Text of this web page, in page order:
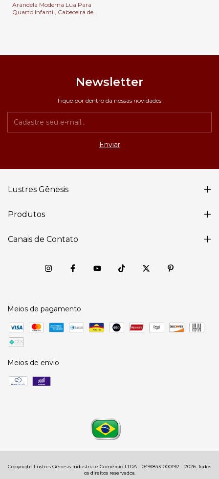
Arandela Moderna Lua Para
Quarto Infantil, Cabeceira de
Newsletter
Fique por dentro da nossas novidades
Lustres Gênesis
Produtos
Canais de Contato
Meios de pagamento
Meios de envio
Copyright Lustres Gênesis Industria e Comércio LTDA - 04918431000192 - 2026. Todos
os direitos reservados.